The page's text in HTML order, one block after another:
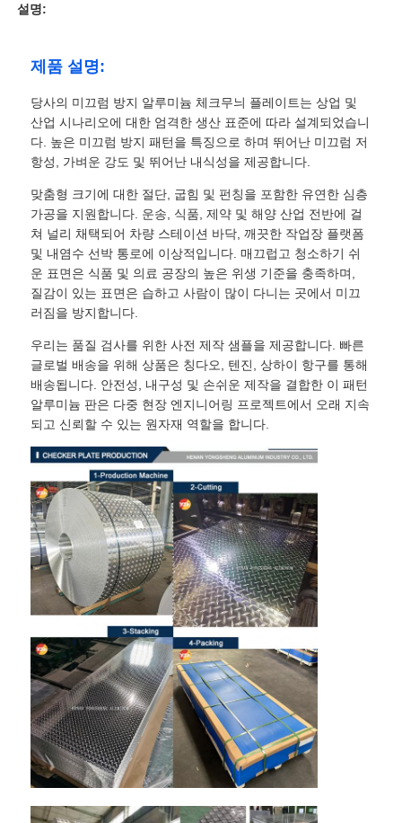
홈
제품
회사 소개
설명:
제품 설명:
당사의 미끄럼 방지 알루미늄 체크무늬 플레이트는 상업 및
산업 시나리오에 대한 엄격한 생산 표준에 따라 설계되었습니
다. 높은 미끄럼 방지 패턴을 특징으로 하며 뛰어난 미끄럼 저
항성, 가벼운 강도 및 뛰어난 내식성을 제공합니다.
맞춤형 크기에 대한 절단, 굽힘 및 펀칭을 포함한 유연한 심층
가공을 지원합니다. 운송, 식품, 제약 및 해양 산업 전반에 걸
쳐 널리 채택되어 차량 스테이션 바닥, 깨끗한 작업장 플랫폼
및 내염수 선박 통로에 이상적입니다. 매끄럽고 청소하기 쉬
운 표면은 식품 및 의료 공장의 높은 위생 기준을 충족하며,
질감이 있는 표면은 습하고 사람이 많이 다니는 곳에서 미끄
러짐을 방지합니다.
우리는 품질 검사를 위한 사전 제작 샘플을 제공합니다. 빠른
글로벌 배송을 위해 상품은 칭다오, 텐진, 상하이 항구를 통해
배송됩니다. 안전성, 내구성 및 손쉬운 제작을 결합한 이 패턴
알루미늄 판은 다중 현장 엔지니어링 프로젝트에서 오래 지속
되고 신뢰할 수 있는 원자재 역할을 합니다.